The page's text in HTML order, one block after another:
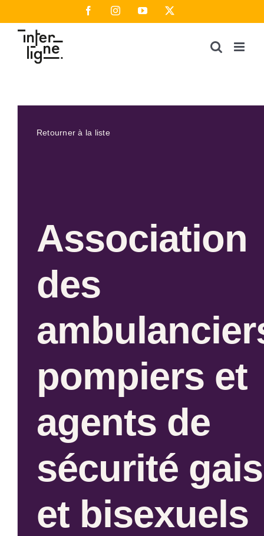
au
contenu
FacebookInstagramYouTube
Retourner à la liste
Association
des
pompiers et
agents de
sécurité gais
et bisexuels